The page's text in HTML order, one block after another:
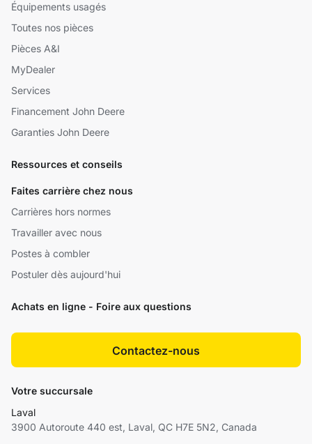
Équipements usagés
Toutes nos pièces
Pièces A&I
MyDealer
Services
Financement John Deere
Garanties John Deere
Ressources et conseils
Faites carrière chez nous
Carrières hors normes
Travailler avec nous
Postes à combler
Postuler dès aujourd'hui
Achats en ligne - Foire aux questions
Contactez-nous
Votre succursale
Laval
3900 Autoroute 440 est, Laval, QC H7E 5N2, Canada